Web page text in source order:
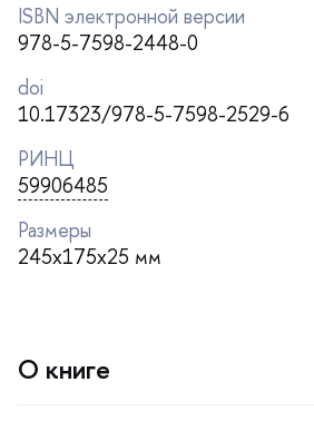
ISBN электронной версии
978-5-7598-2448-0
doi
10.17323/978-5-7598-2529-6
РИНЦ
59906485
Размеры
245x175x25 мм
О книге